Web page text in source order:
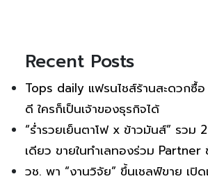
Recent Posts
Tops daily แฟรนไชส์ร้านสะดวกซื้อ
ดี ใครก็เป็นเจ้าของธุรกิจได้
“ร่ำรวยเย็นตาโฟ x ข้าวมันส์” รวม
เดียว ขายในทำเลทองร่วม Partner
วช. พา “งานวิจัย” ขึ้นเชลฟ์ขาย เปิ